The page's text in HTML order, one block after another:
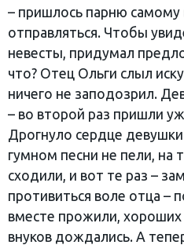
– пришлось парню
отправляться. Чтобы
невесты, придумал
что? Отец Ольги слыл
ничего не заподозрил.
– во второй раз пришли
Дрогнуло сердце
гумном песни не пели, на
сходили, и вот те раз –
противиться воле отца –
вместе прожили, хороших
внуков дождались. А